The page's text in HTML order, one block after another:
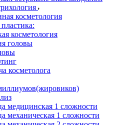
косметология
косметология
головы
косметолога
медицинская 1 сложности
механическая 1 сложности